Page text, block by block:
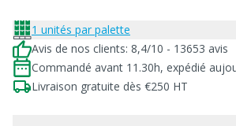
1 unités par palette
Avis de nos clients: 8,4/10 - 13653 avis
Commandé avant 11.30h, expédié
Livraison gratuite dès €250 HT